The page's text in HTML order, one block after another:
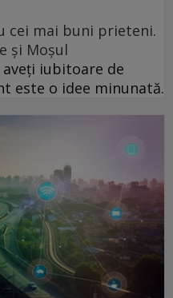
cei mai buni prieteni.
și Moșul
iubitoare de
este o idee minunată.